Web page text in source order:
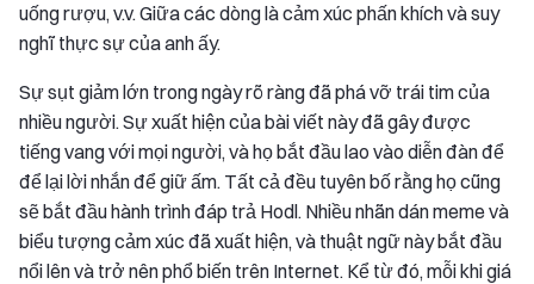
uống rượu, v.v. Giữa các dòng là cảm xúc phấn khích và suy
nghĩ thực sự của anh ấy.
Sự sụt giảm lớn trong ngày rõ ràng đã phá vỡ trái tim của
nhiều người. Sự xuất hiện của bài viết này đã gây được
tiếng vang với mọi người, và họ bắt đầu lao vào diễn đàn để
để lại lời nhắn để giữ ấm. Tất cả đều tuyên bố rằng họ cũng
sẽ bắt đầu hành trình đáp trả Hodl. Nhiều nhãn dán meme và
biểu tượng cảm xúc đã xuất hiện, và thuật ngữ này bắt đầu
nổi lên và trở nên phổ biến trên Internet. Kể từ đó, mỗi khi giá